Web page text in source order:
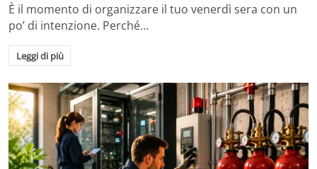
È il momento di organizzare il tuo venerdì sera con un
po’ di intenzione. Perché…
Leggi di più